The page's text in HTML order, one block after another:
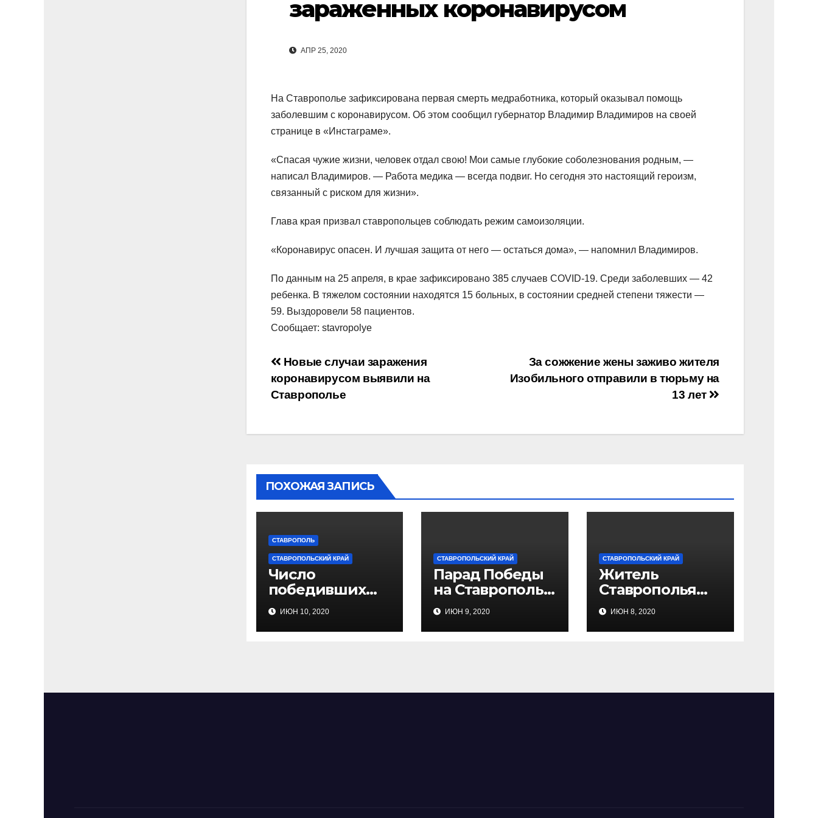
зараженных коронавирусом
АПР 25, 2020
На Ставрополье зафиксирована первая смерть медработника, который оказывал помощь
заболевшим с коронавирусом. Об этом сообщил губернатор Владимир Владимиров на своей
странице в «Инстаграме».
«Спасая чужие жизни, человек отдал свою! Мои самые глубокие соболезнования родным, —
написал Владимиров. — Работа медика — всегда подвиг. Но сегодня это настоящий героизм,
связанный с риском для жизни».
Глава края призвал ставропольцев соблюдать режим самоизоляции.
«Коронавирус опасен. И лучшая защита от него — остаться дома», — напомнил Владимиров.
По данным на 25 апреля, в крае зафиксировано 385 случаев COVID-19. Среди заболевших — 42
ребенка. В тяжелом состоянии находятся 15 больных, в состоянии средней степени тяжести —
59. Выздоровели 58 пациентов.
Сообщает: stavropolye
Навигация
по
За сожжение жены заживо жителя
Изобильного отправили в тюрьму на
13 лет
Новые случаи заражения
коронавирусом выявили на
Ставрополье
ПОХОЖАЯ ЗАПИСЬ
СТАВРОПОЛЬ
СТАВРОПОЛЬСКИЙ КРАЙ
Число
победивших
COVID на
Ставрополье за
сутки вдвое
ИЮН 10, 2020
СТАВРОПОЛЬСКИЙ КРАЙ
Парад Победы
на Ставрополье
пройдёт без
скопления
людей
ИЮН 9, 2020
СТАВРОПОЛЬСКИЙ КРАЙ
Житель
Ставрополья
пойдёт под суд
за похищение
невесты
ИЮН 8, 2020